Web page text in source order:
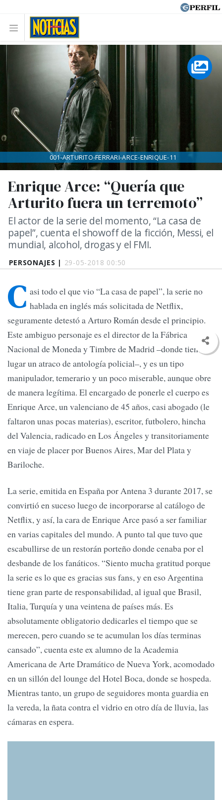
PERSONAJES | 29-05-2018 00:50
Enrique Arce: “Quería que
Arturito fuera un terremoto”
El actor de la serie del momento, “La casa de
papel”, cuenta el showoff de la ficción, Messi, el
mundial, alcohol, drogas y el FMI.
001-ARTURITO-FERRARI-ARCE-ENRIQUE-11
C asi todo el que vio “La casa de papel”, la serie no
hablada en inglés más solicitada de Netflix,
seguramente detestó a Arturo Román desde el principio.
Este ambiguo personaje es el director de la Fábrica
Nacional de Moneda y Timbre de Madrid –donde tiene
lugar un atraco de antología policial–, y es un tipo
manipulador, temerario y un poco miserable, aunque obre
de manera legítima. El encargado de ponerle el cuerpo es
Enrique Arce, un valenciano de 45 años, casi abogado (le
faltaron unas pocas materias), escritor, futbolero, hincha
del Valencia, radicado en Los Ángeles y transitoriamente
en viaje de placer por Buenos Aires, Mar del Plata y
Bariloche.
La serie, emitida en España por Antena 3 durante 2017, se
convirtió en suceso luego de incorporarse al catálogo de
Netflix, y así, la cara de Enrique Arce pasó a ser familiar
en varias capitales del mundo. A punto tal que tuvo que
escabullirse de un restorán porteño donde cenaba por el
desbande de los fanáticos. “Siento mucha gratitud porque
la serie es lo que es gracias sus fans, y en eso Argentina
tiene gran parte de responsabilidad, al igual que Brasil,
Italia, Turquía y una veintena de países más. Es
absolutamente obligatorio dedicarles el tiempo que se
merecen, pero cuando se te acumulan los días terminas
cansado”, cuenta este ex alumno de la Academia
Americana de Arte Dramático de Nueva York, acomodado
en un sillón del lounge del Hotel Boca, donde se hospeda.
Mientras tanto, un grupo de seguidores monta guardia en
la vereda, la ñata contra el vidrio en otro día de lluvia, las
cámaras en espera.